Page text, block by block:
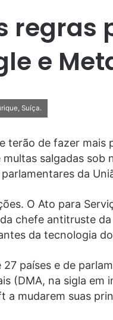
regras
e
Suíça.
terão de fazer mais
salgadas sob
da
O Ato para
chefe antitruste
da tecnologia
países e de
(DMA, na sigla em
a mudarem suas